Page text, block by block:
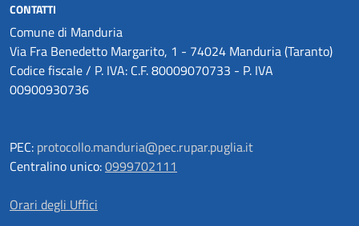
CONTATTI
Comune di Manduria
Via Fra Benedetto Margarito, 1 - 74024 Manduria (Taranto)
Codice fiscale / P. IVA: C.F. 80009070733 - P. IVA
00900930736
PEC: protocollo.manduria@pec.rupar.puglia.it
Centralino unico:0999702111
Orari degli Uffici